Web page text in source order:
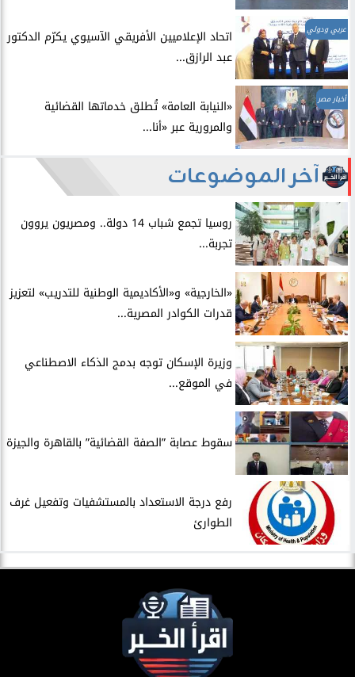
عربي ودولي
اتحاد الإعلاميين الأفريقي الآسيوي يكرّم الدكتور
عبد الرازق...
أخبار مصر
​«النيابة العامة» تُطلق خدماتها القضائية
والمرورية عبر «أنا...
آخر الموضوعات
روسيا تجمع شباب 14 دولة.. ومصريون يروون
تجربة...
​«الخارجية» و«الأكاديمية الوطنية للتدريب» لتعزيز
قدرات الكوادر المصرية...
​وزيرة الإسكان توجه بدمج الذكاء الاصطناعي
في الموقع...
سقوط عصابة ”الصفة القضائية” بالقاهرة والجيزة
​رفع درجة الاستعداد بالمستشفيات وتفعيل غرف
الطوارئ